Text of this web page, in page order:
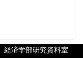
経済学部研究資料室